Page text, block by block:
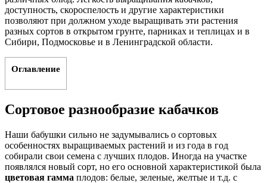
доступность, скороспелость и другие характеристики
позволяют при должном уходе выращивать эти растения
разных сортов в открытом грунте, парниках и теплицах и в
Сибири, Подмосковье и в Ленинградской области.
Оглавление
Сортовое разнообразие кабачков
Наши бабушки сильно не задумывались о сортовых
особенностях выращиваемых растений и из года в год
собирали свои семена с лучших плодов. Иногда на участке
появлялся новый сорт, но его основной характеристикой была
цветовая гамма плодов: белые, зеленые, желтые и т.д. с